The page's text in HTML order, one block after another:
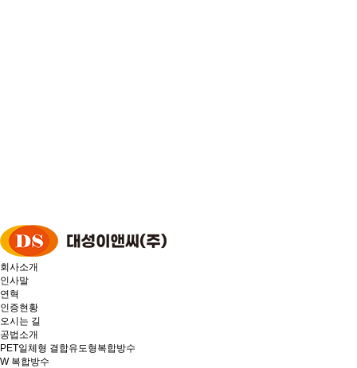
회사소개
인사말
연혁
인증현황
오시는 길
공법소개
PET일체형 결합유도형복합방수
W 복합방수